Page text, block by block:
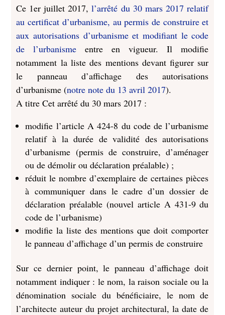
Ce 1er juillet 2017,l’arrêté du 30 mars 2017 relatif
au certificat d’urbanisme, au permis de construire et
aux autorisations d’urbanisme et modifiant le code
de l’urbanisme entre en vigueur. Il modifie
notamment la liste des mentions devant figurer sur
le panneau d’affichage des autorisations
d’urbanisme (notre note du 13 avril 2017).
A titre Cet arrêté du 30 mars 2017 :
modifie l’article A 424-8 du code de l’urbanisme
relatif à la durée de validité des autorisations
d’urbanisme (permis de construire, d’aménager
ou de démolir ou déclaration préalable) ;
réduit le nombre d’exemplaire de certaines pièces
à communiquer dans le cadre d’un dossier de
déclaration préalable (nouvel article A 431-9 du
code de l’urbanisme)
modifie la liste des mentions que doit comporter
le panneau d’affichage d’un permis de construire
Sur ce dernier point, le panneau d’affichage doit
notamment indiquer : le nom, la raison sociale ou la
dénomination sociale du bénéficiaire, le nom de
l’architecte auteur du projet architectural, la date de